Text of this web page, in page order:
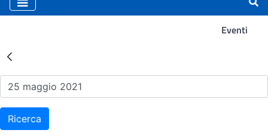
Eventi
Risultati della Ricerca -
Ricerca